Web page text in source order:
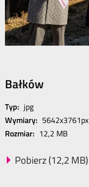
Bałków
Typ: jpg
Wymiary: 5642x3761px
Rozmiar: 12,2 MB
Pobierz (12,2 MB)